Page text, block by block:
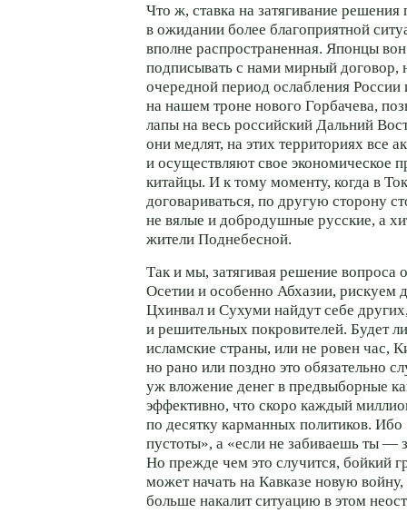
Что ж, ставка на затягивание
в ожидании более благоприятной
вполне распространенная. Японцы
подписывать с нами мирный договор,
очередной период ослабления России
на нашем троне нового Горбачева,
лапы на весь российский Дальний
они медлят, на этих территориях все
и осуществляют свое экономическое
китайцы. И к тому моменту, когда в
договариваться, по другую сторону
не вялые и добродушные русские, а
жители Поднебесной.
Так и мы, затягивая решение вопроса
Осетии и особенно Абхазии, рискуем
Цхинвал и Сухуми найдут себе
и решительных покровителей. Будет
исламские страны, или не ровен час,
но рано или поздно это обязательно
уж вложение денег в предвыборные
эффективно, что скоро каждый
по десятку карманных политиков. Ибо
пустоты», а «если не забиваешь ты —
Но прежде чем это случится, бойкий
может начать на Кавказе новую
больше накалит ситуацию в этом